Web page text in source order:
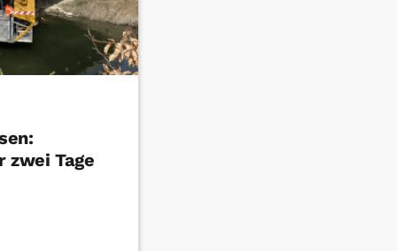
zwei Tage